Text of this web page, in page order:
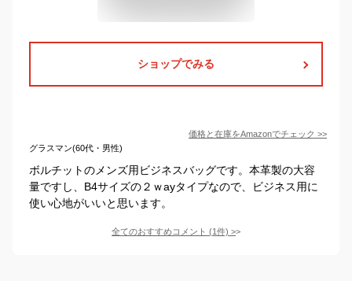
ショップでみる
価格と在庫をAmazonでチェック >>
グラスマン(60代・男性)
ボルチットのメンズ用ビジネスバッグです。本革製の大容
量ですし、B4サイズの２ｗayタイプなので、ビジネス用に
使い心地がいいと思います。
全てのおすすめコメント (1件) >